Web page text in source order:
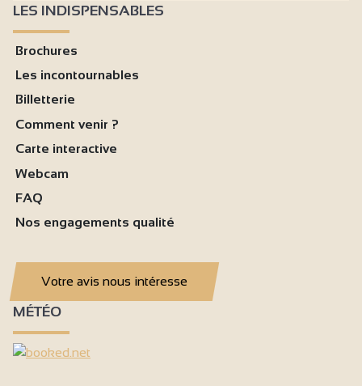
LES INDISPENSABLES
Brochures
Les incontournables
Billetterie
Comment venir ?
Carte interactive
Webcam
FAQ
Nos engagements qualité
Votre avis nous intéresse
MÉTÉO